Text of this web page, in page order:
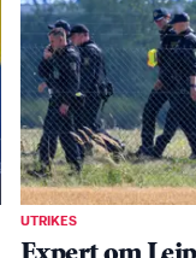
UTRIKES